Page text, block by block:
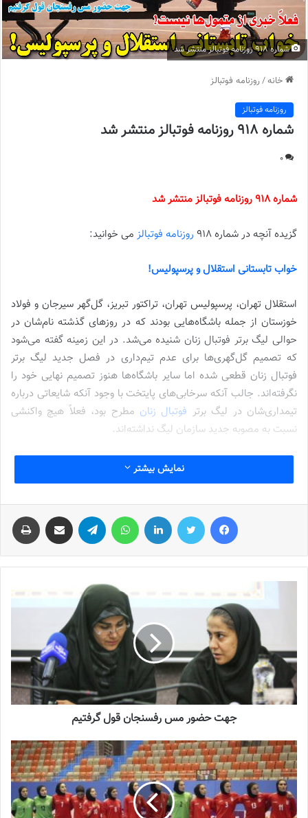
شماره 918 روزنامه فوتبالز منتشر شد
خانه/روزنامه فوتبالز
روزنامه فوتبالز
شماره 918 روزنامه فوتبالز منتشر شد
0
شماره 918 روزنامه فوتبالز منتشر شد
گزیده آنچه در شماره 918 روزنامه فوتبالز می خوانید:
خواب تابستانی استقلال و پرسپولیس!
استقلال تهران، پرسپولیس تهران، تراکتور تبریز، گل‌گهر سیرجان و فولاد
خوزستان از جمله باشگاه‌هایی بودند که در روزهای گذشته نام‌شان در
حوالی لیگ برتر فوتبال زنان شنیده می‌شد. در این زمینه گفته می‌شود
که تصمیم گل‌گهری‌ها برای عدم تیم‌داری در فصل جدید لیگ برتر
فوتبال زنان قطعی شده اما سایر باشگاه‌ها هنوز تصمیم نهایی خود را
نگرفته‌اند. جالب آنکه سرخابی‌های پایتخت با وجود آنکه شایعاتی درباره
تیمداری‌شان در لیگ برتر فوتبال زنان مطرح بود، فعلاً هیچ واکنشی
نسبت به مصوبه جدید سازمان لیگ نداشته‌اند.
سرنوشت مبهم سرمربی قهرمان
نوشته های مشابه
شماره 772 روزنامه فوتبالز منتشر شد
2022-12-16
شماره 1054 روزنامه فوتبالز منتشر شد
2023-12-25
شماره 900 روزنامه فوتبالز منتشر شد
2023-06-14
شماره 977 روزنامه فوتبالز منتشر شد
2023-09-21
نیلوفر اردلاندر عرصه مربیگری در رشته فوتسال در سالیان گذشته فعال
نمایش بیشتر
جهت حضور مس رفسنجان قول گرفتیم